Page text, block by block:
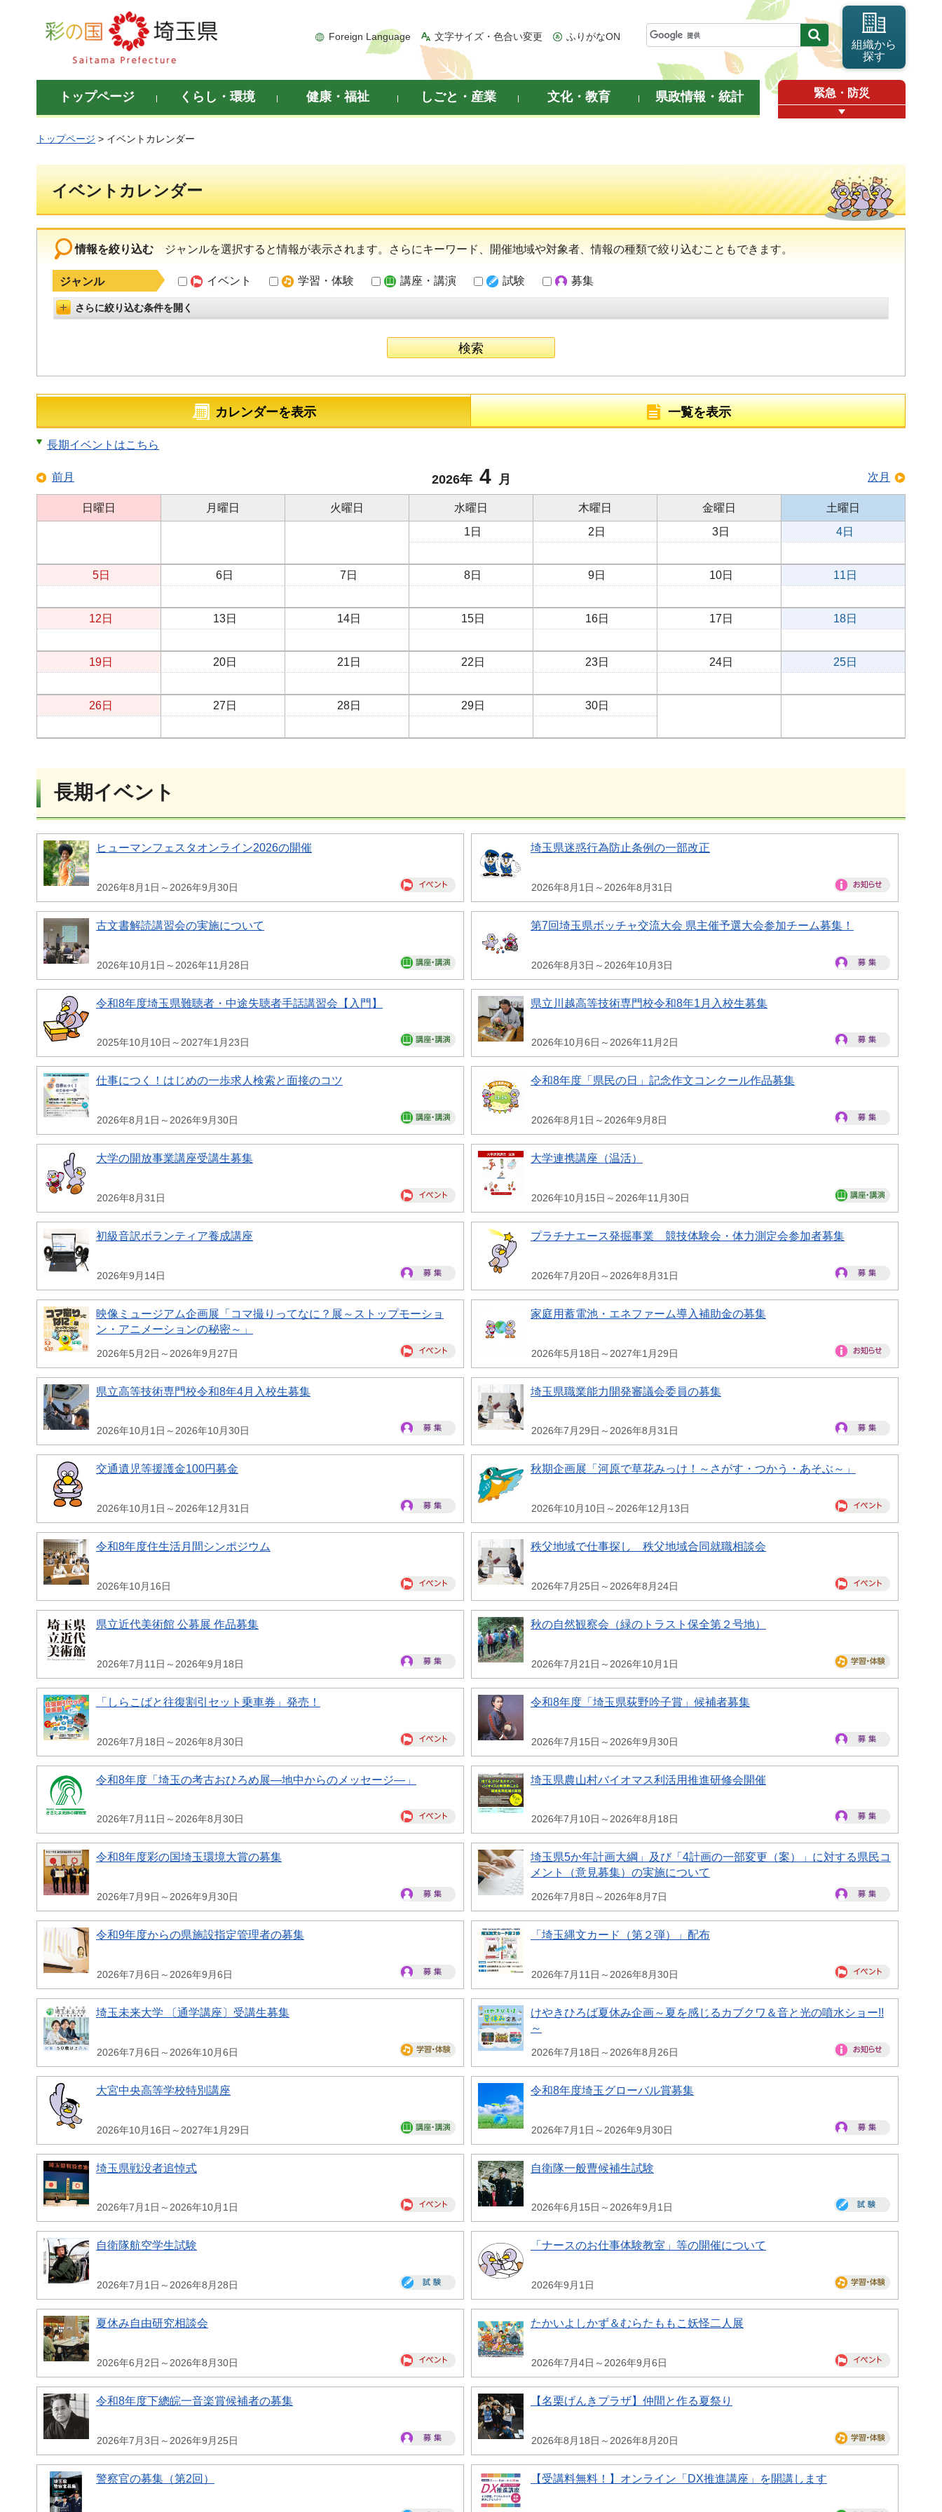
彩の国 埼玉県
Foreign Language 文字サイズ・色合い変更 ふりがなON
組織から
探す
トップページ くらし・環境 健康・福祉 しごと・産業 文化・教育 県政情報・統計 緊急・防災
トップページ > イベントカレンダー
イベントカレンダー
情報を絞り込む ジャンルを選択すると情報が表示されます。さらにキーワード、開催地域や対象者、情報の種類で絞り込むこともできます。
ジャンル イベント 学習・体験 講座・講演 試験 募集
詳細設定を開く
さらに絞り込む条件を開く
カレンダーを表示 一覧を表示
長期イベントはこちら
前月 2026年 4 月 次月
日曜日 月曜日 火曜日 水曜日 木曜日 金曜日
土曜日
1日
2日 3日 4日
5日 6日 7日 8日 9日 10日 11日
12日 13日 14日 15日 16日 17日 18日
19日 20日 21日 22日 23日 24日 25日
26日 27日 28日 29日 30日
長期イベント
ヒューマンフェスタオンライン2026の開催
2026年8月1日～2026年9月30日
埼玉県迷惑行為防止条例の一部改正
2026年8月1日～2026年8月31日
古文書解読講習会の実施について
2026年10月1日～2026年11月28日
第7回埼玉県ボッチャ交流大会 県主催予選大会参加チーム募集！
2026年8月3日～2026年10月3日
令和8年度埼玉県難聴者・中途失聴者手話講習会【入門】
2025年10月10日～2027年1月23日
県立川越高等技術専門校令和8年1月入校生募集
2026年10月6日～2026年11月2日
仕事につく！はじめの一歩求人検索と面接のコツ
2026年8月1日～2026年9月30日
令和8年度「県民の日」記念作文コンクール作品募集
2026年8月1日～2026年9月8日
大学の開放事業講座受講生募集
2026年8月31日
大学連携講座（温活）
2026年10月15日～2026年11月30日
初級音訳ボランティア養成講座
2026年9月14日
プラチナエース発掘事業 競技体験会・体力測定会参加者募集
2026年7月20日～2026年8月31日
映像ミュージアム企画展「コマ撮りってなに？展～ストップモーショ
ン・アニメーションの秘密～」
2026年5月2日～2026年9月27日
家庭用蓄電池・エネファーム導入補助金の募集
2026年5月18日～2027年1月29日
県立高等技術専門校令和8年4月入校生募集
2026年10月1日～2026年10月30日
埼玉県職業能力開発審議会委員の募集
2026年7月29日～2026年8月31日
交通遺児等援護金100円募金
2026年10月1日～2026年12月31日
秋期企画展「河原で草花みっけ！～さがす・つかう・あそぶ～」
2026年10月10日～2026年12月13日
令和8年度住生活月間シンポジウム
2026年10月16日
秩父地域で仕事探し 秩父地域合同就職相談会
2026年7月25日～2026年8月24日
県立近代美術館 公募展 作品募集
2026年7月11日～2026年9月18日
秋の自然観察会（緑のトラスト保全第２号地）
2026年7月21日～2026年10月1日
「しらこばと往復割引セット乗車券」発売！
2026年7月18日～2026年8月30日
令和8年度「埼玉県荻野吟子賞」候補者募集
2026年7月15日～2026年9月30日
令和8年度「埼玉の考古おひろめ展―地中からのメッセージ―」
2026年7月11日～2026年8月30日
埼玉県農山村バイオマス利活用推進研修会開催
2026年7月10日～2026年8月18日
令和8年度彩の国埼玉環境大賞の募集
2026年7月9日～2026年9月30日
埼玉県5か年計画大綱」及び「4計画の一部変更（案）」に対する県民コ
メント（意見募集）の実施について
2026年7月8日～2026年8月7日
令和9年度からの県施設指定管理者の募集
2026年7月6日～2026年9月6日
「埼玉縄文カード（第２弾）」配布
2026年7月11日～2026年8月30日
埼玉未来大学 〔通学講座〕受講生募集
2026年7月6日～2026年10月6日
けやきひろば夏休み企画～夏を感じるカブクワ＆音と光の噴水ショー!!
～
2026年7月18日～2026年8月26日
大宮中央高等学校特別講座
2026年10月16日～2027年1月29日
令和8年度埼玉グローバル賞募集
2026年7月1日～2026年9月30日
埼玉県戦没者追悼式
2026年7月1日～2026年10月1日
自衛隊一般曹候補生試験
2026年6月15日～2026年9月1日
自衛隊航空学生試験
2026年7月1日～2026年8月28日
「ナースのお仕事体験教室」等の開催について
2026年9月1日
夏休み自由研究相談会
2026年6月2日～2026年8月30日
たかいよしかず＆むらたももこ妖怪二人展
2026年7月4日～2026年9月6日
令和8年度下總皖一音楽賞候補者の募集
2026年7月3日～2026年9月25日
【名栗げんきプラザ】仲間と作る夏祭り
2026年8月18日～2026年8月20日
警察官の募集（第2回） 【受講料無料！】オンライン「DX推進講座」を開講します